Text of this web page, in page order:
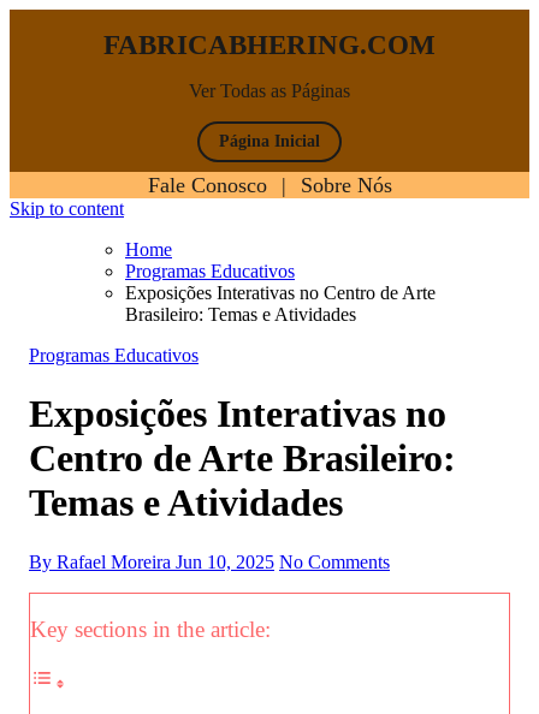
Ver Todas as Páginas
FABRICABHERING.COM
Página Inicial
Fale Conosco | Sobre Nós
Skip to content
Home
Programas Educativos
Exposições Interativas no Centro de Arte
Brasileiro: Temas e Atividades
Programas Educativos
Exposições Interativas no
Centro de Arte Brasileiro:
Temas e Atividades
By Rafael Moreira Jun 10, 2025 No Comments
Key sections in the article: